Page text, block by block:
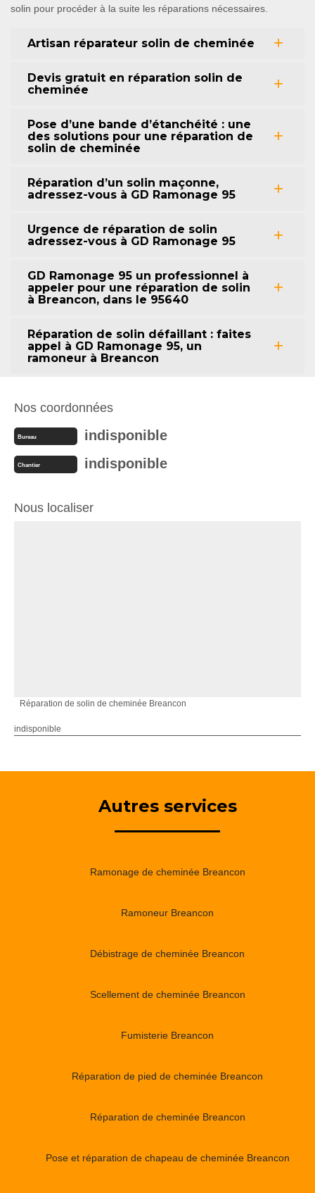
solin pour procéder à la suite les réparations nécessaires.
Artisan réparateur solin de cheminée
Devis gratuit en réparation solin de
cheminée
Pose d’une bande d’étanchéité : une
des solutions pour une réparation de
solin de cheminée
Réparation d’un solin maçonne,
adressez-vous à GD Ramonage 95
Urgence de réparation de solin
adressez-vous à GD Ramonage 95
GD Ramonage 95 un professionnel à
appeler pour une réparation de solin
à Breancon, dans le 95640
Réparation de solin défaillant : faites
appel à GD Ramonage 95, un
ramoneur à Breancon
Nos coordonnées
Bureau indisponible
Chantier indisponible
Nous localiser
Réparation de solin de cheminée Breancon
indisponible
Autres services
Ramonage de cheminée Breancon
Ramoneur Breancon
Débistrage de cheminée Breancon
Scellement de cheminée Breancon
Fumisterie Breancon
Réparation de pied de cheminée Breancon
Réparation de cheminée Breancon
Pose et réparation de chapeau de cheminée Breancon